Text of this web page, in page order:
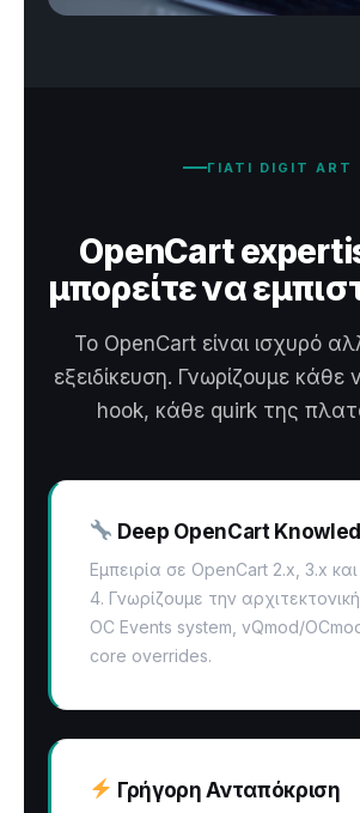
ΓΙΑΤΙ DIGIT ART
OpenCart
μπορείτε να
Το OpenCart είναι ισχυρό
εξειδίκευση. Γνωρίζουμε
hook, κάθε quirk της
Deep OpenCart
Εμπειρία σε OpenCart 2.x, 3.x
4. Γνωρίζουμε την
OC Events system, vQmod/
core overrides.
Γρήγορη Ανταπόκριση